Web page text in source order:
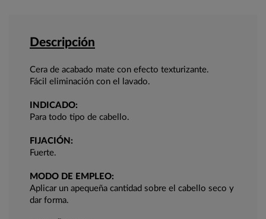
Descripción
Cera de acabado mate con efecto texturizante.
Fácil eliminación con el lavado.
INDICADO:
Para todo tipo de cabello.
FIJACIÓN:
Fuerte.
MODO DE EMPLEO:
Aplicar un apequeña cantidad sobre el cabello seco y
dar forma.